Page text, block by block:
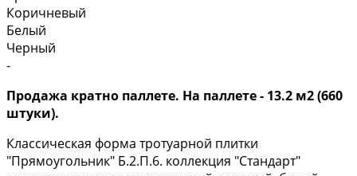
Коричневый
Белый
Черный
-
Продажа кратно паллете. На паллете - 13.2 м2 (660
штуки).
Классическая форма тротуарной плитки
"Прямоугольник" Б.2.П.6. коллекция "Стандарт"